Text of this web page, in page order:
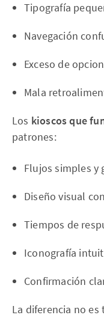
Tipografía
Navegación
Exceso de
Mala
Los kioscos que
patrones:
Flujos simples y
Diseño visual
Tiempos de
Iconografía
Confirmación
La diferencia no